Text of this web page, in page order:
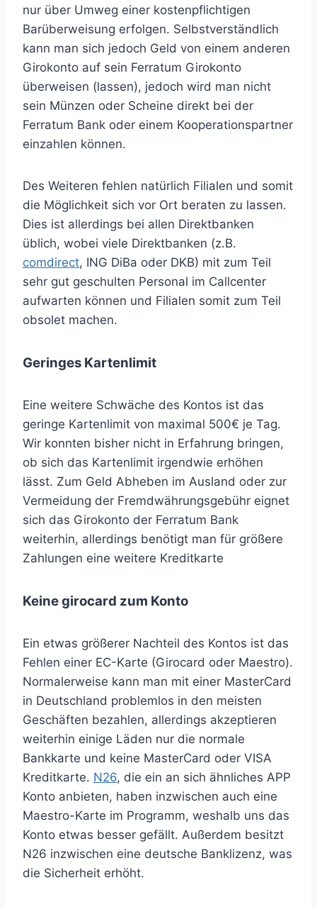
nur über Umweg einer kostenpflichtigen
Barüberweisung erfolgen. Selbstverständlich
kann man sich jedoch Geld von einem anderen
Girokonto auf sein Ferratum Girokonto
überweisen (lassen), jedoch wird man nicht
sein Münzen oder Scheine direkt bei der
Ferratum Bank oder einem Kooperationspartner
einzahlen können.
Des Weiteren fehlen natürlich Filialen und somit
die Möglichkeit sich vor Ort beraten zu lassen.
Dies ist allerdings bei allen Direktbanken
üblich, wobei viele Direktbanken (z.B.
comdirect, ING DiBa oder DKB) mit zum Teil
sehr gut geschulten Personal im Callcenter
aufwarten können und Filialen somit zum Teil
obsolet machen.
Geringes Kartenlimit
Eine weitere Schwäche des Kontos ist das
geringe Kartenlimit von maximal 500€ je Tag.
Wir konnten bisher nicht in Erfahrung bringen,
ob sich das Kartenlimit irgendwie erhöhen
lässt. Zum Geld Abheben im Ausland oder zur
Vermeidung der Fremdwährungsgebühr eignet
sich das Girokonto der Ferratum Bank
weiterhin, allerdings benötigt man für größere
Zahlungen eine weitere Kreditkarte
Keine girocard zum Konto
Ein etwas größerer Nachteil des Kontos ist das
Fehlen einer EC-Karte (Girocard oder Maestro).
Normalerweise kann man mit einer MasterCard
in Deutschland problemlos in den meisten
Geschäften bezahlen, allerdings akzeptieren
weiterhin einige Läden nur die normale
Bankkarte und keine MasterCard oder VISA
Kreditkarte. N26, die ein an sich ähnliches APP
Konto anbieten, haben inzwischen auch eine
Maestro-Karte im Programm, weshalb uns das
Konto etwas besser gefällt. Außerdem besitzt
N26 inzwischen eine deutsche Banklizenz, was
die Sicherheit erhöht.